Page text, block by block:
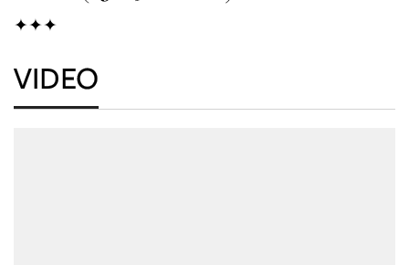
✦✦✦
VIDEO